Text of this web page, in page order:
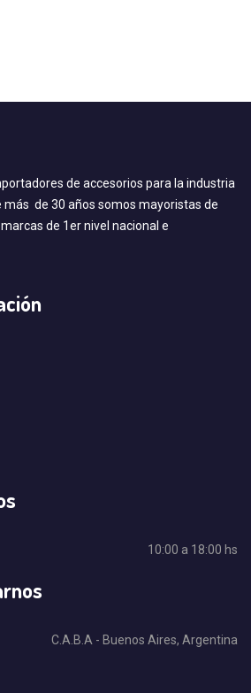
de accesorios para la industria
de 30 años somos mayoristas de
de 1er nivel nacional e
10:00 a 18:00 hs
C.A.B.A - Buenos Aires, Argentina